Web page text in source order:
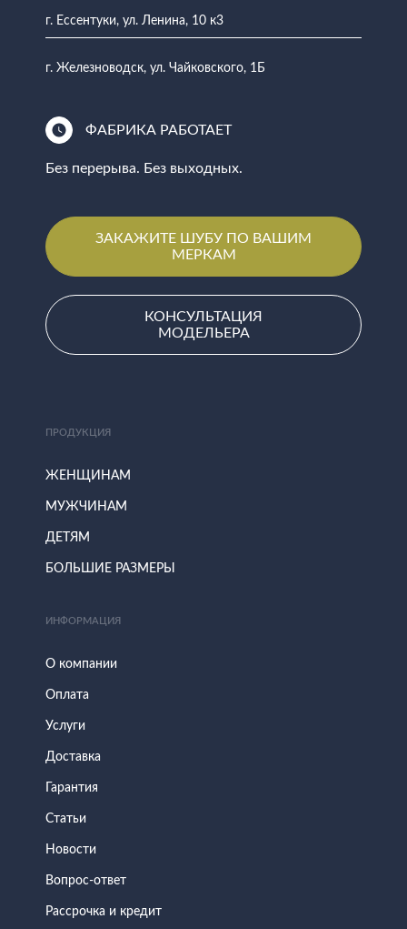
г. Ессентуки, ул. Ленина, 10 к3
г. Железноводск, ул. Чайковского, 1Б
ФАБРИКА РАБОТАЕТ
Без перерыва. Без выходных.
ЗАКАЖИТЕ ШУБУ ПО ВАШИМ
МЕРКАМ
КОНСУЛЬТАЦИЯ
МОДЕЛЬЕРА
ПРОДУКЦИЯ
ЖЕНЩИНАМ
МУЖЧИНАМ
ДЕТЯМ
БОЛЬШИЕ РАЗМЕРЫ
ИНФОРМАЦИЯ
О компании
Оплата
Услуги
Доставка
Гарантия
Статьи
Новости
Вопрос-ответ
Рассрочка и кредит